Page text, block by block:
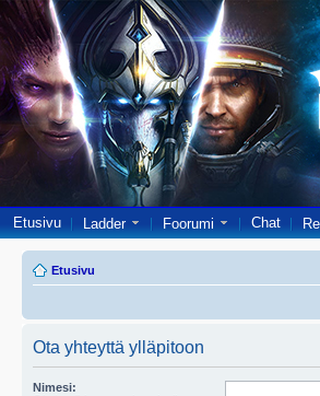
Etusivu Ladder Foorumi Chat
Etusivu
Ota yhteyttä ylläpitoon
Nimesi: